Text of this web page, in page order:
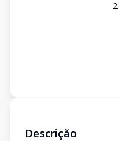
2
Descrição